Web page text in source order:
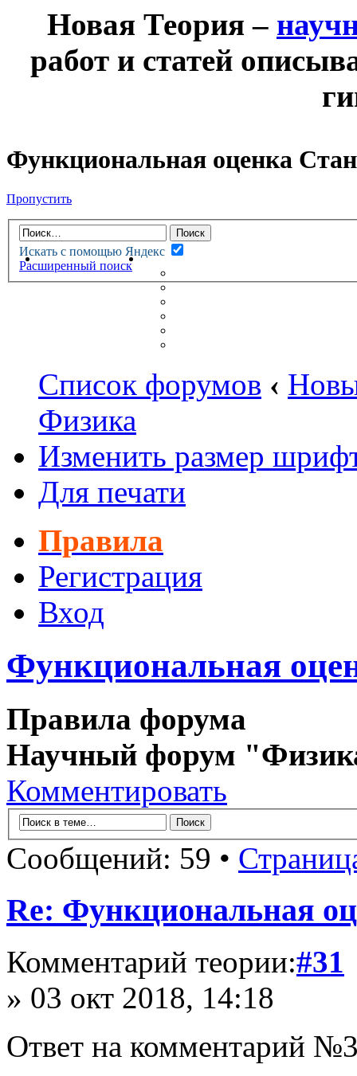
Новая Теория –
работ и статей
Функциональная оценка
Пропустить
Искать с помощью Яндекс
Расширенный поиск
НОВАЯ ТЕОРИЯФОРУМ
НЕПРОЧИТАННЫЕ
Список форумов ‹
Физика
Изменить размер
Для печати
Правила
Регистрация
Вход
Функциональная
Правила форума
Научный форум
Комментировать
Сообщений: 59 •
Re: Функциональная
Комментарий теории:#31
» 03 окт 2018, 14:18
Ответ на комментарий